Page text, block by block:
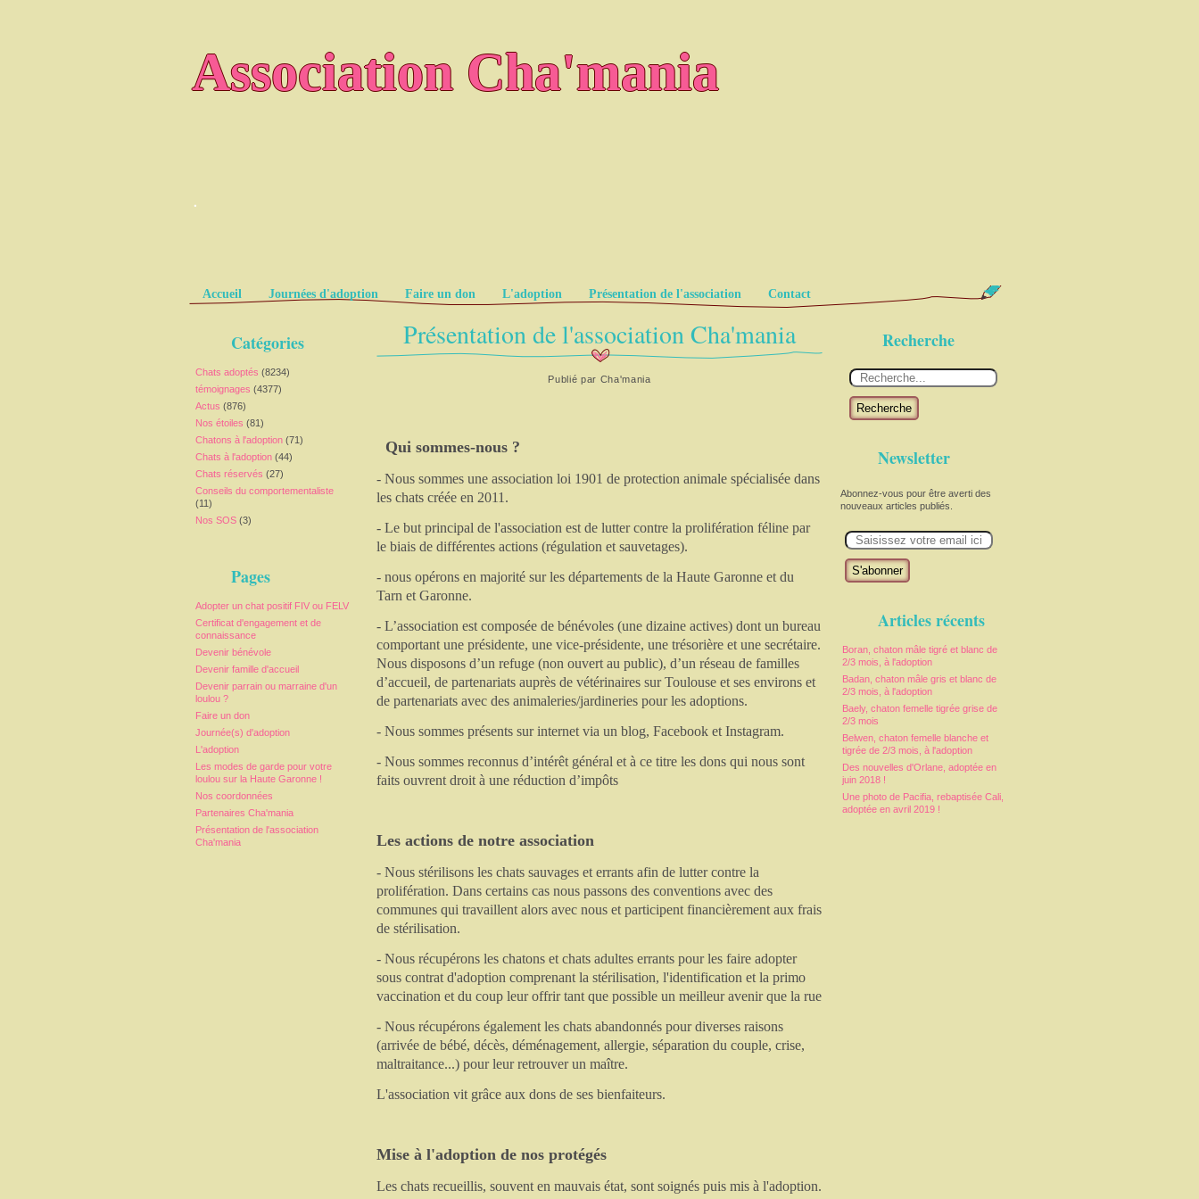
Association Cha'mania
.
Pages
Accueil Journées d'adoption Faire un don L'adoption Présentation de l'association Contact
Catégories
Chats adoptés (8234)
témoignages (4377)
Actus (876)
Nos étoiles (81)
Chatons à l'adoption (71)
Chats à l'adoption (44)
Chats réservés (27)
Conseils du comportementaliste
(11)
Nos SOS (3)
Pages
Adopter un chat positif FIV ou FELV
Certificat d'engagement et de
connaissance
Devenir bénévole
Devenir famille d'accueil
Devenir parrain ou marraine d'un
loulou ?
Faire un don
Journée(s) d'adoption
L'adoption
Les modes de garde pour votre
loulou sur la Haute Garonne !
Nos coordonnées
Partenaires Cha'mania
Présentation de l'association
Cha'mania
Recherche
Recherche
Newsletter
Abonnez-vous pour être averti des
nouveaux articles publiés.
m
Articles récents
Boran, chaton mâle tigré et blanc de
2/3 mois, à l'adoption
Badan, chaton mâle gris et blanc de
2/3 mois, à l'adoption
Baely, chaton femelle tigrée grise de
2/3 mois
Belwen, chaton femelle blanche et
tigrée de 2/3 mois, à l'adoption
Des nouvelles d'Orlane, adoptée en
juin 2018 !
Une photo de Pacifia, rebaptisée Cali,
adoptée en avril 2019 !
Présentation de l'association Cha'mania
Publié par Cha'mania
Qui sommes-nous ?
- Nous sommes une association loi 1901 de protection animale spécialisée dans
les chats créée en 2011.
- Le but principal de l'association est de lutter contre la prolifération féline par
le biais de différentes actions (régulation et sauvetages).
- nous opérons en majorité sur les départements de la Haute Garonne et du
Tarn et Garonne.
- L’association est composée de bénévoles (une dizaine actives) dont un bureau
comportant une présidente, une vice-présidente, une trésorière et une secrétaire.
Nous disposons d’un refuge (non ouvert au public), d’un réseau de familles
d’accueil, de partenariats auprès de vétérinaires sur Toulouse et ses environs et
de partenariats avec des animaleries/jardineries pour les adoptions.
- Nous sommes présents sur internet via un blog, Facebook et Instagram.
- Nous sommes reconnus d’intérêt général et à ce titre les dons qui nous sont
faits ouvrent droit à une réduction d’impôts
Les actions de notre association
- Nous stérilisons les chats sauvages et errants afin de lutter contre la
prolifération. Dans certains cas nous passons des conventions avec des
communes qui travaillent alors avec nous et participent financièrement aux frais
de stérilisation.
- Nous récupérons les chatons et chats adultes errants pour les faire adopter
sous contrat d'adoption comprenant la stérilisation, l'identification et la primo
vaccination et du coup leur offrir tant que possible un meilleur avenir que la rue
- Nous récupérons également les chats abandonnés pour diverses raisons
(arrivée de bébé, décès, déménagement, allergie, séparation du couple, crise,
maltraitance...) pour leur retrouver un maître.
L'association vit grâce aux dons de ses bienfaiteurs.
Mise à l'adoption de nos protégés
Les chats recueillis, souvent en mauvais état, sont soignés puis mis à l'adoption.